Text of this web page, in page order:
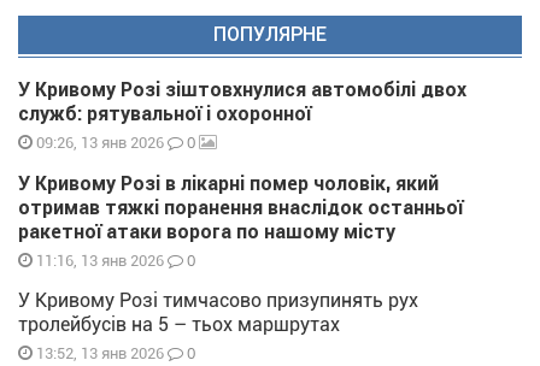
ПОПУЛЯРНЕ
У Кривому Розі зіштовхнулися автомобілі двох
служб: рятувальної і охоронної
09:26, 13 янв 2026 0
У Кривому Розі в лікарні помер чоловік, який
отримав тяжкі поранення внаслідок останньої
ракетної атаки ворога по нашому місту
11:16, 13 янв 2026 0
У Кривому Розі тимчасово призупинять рух
тролейбусів на 5 – тьох маршрутах
13:52, 13 янв 2026 0